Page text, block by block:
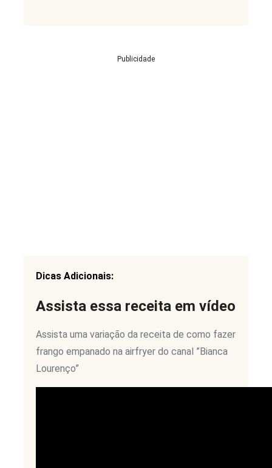
Publicidade
Dicas Adicionais:
Assista essa receita em vídeo
Assista uma variação da receita de como fazer
frango empanado na airfryer do canal ”Bianca
Lourenço”